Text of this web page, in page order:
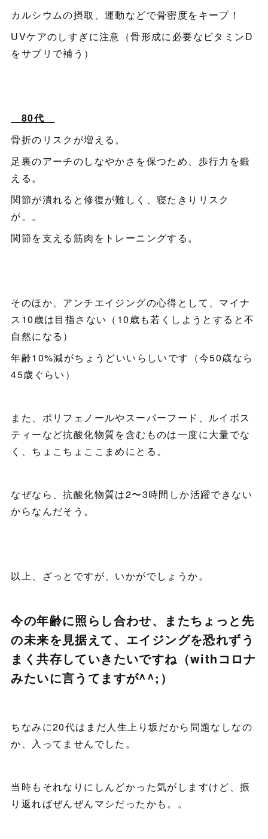
カルシウムの摂取、運動などで骨密度をキープ！
UVケアのしすぎに注意（骨形成に必要なビタミンD
をサプリで補う）
80代
骨折のリスクが増える。
足裏のアーチのしなやかさを保つため、歩行力を鍛
える。
関節が潰れると修復が難しく、寝たきりリスク
が。。
関節を支える筋肉をトレーニングする。
そのほか、アンチエイジングの心得として、マイナ
ス10歳は目指さない（10歳も若くしようとすると不
自然になる）
年齢10%減がちょうどいいらしいです（今50歳なら
45歳ぐらい）
また、ポリフェノールやスーパーフード、ルイボス
ティーなど抗酸化物質を含むものは一度に大量でな
く、ちょこちょここまめにとる。
なぜなら、抗酸化物質は2〜3時間しか活躍できない
からなんだそう。
以上、ざっとですが、いかがでしょうか。
今の年齢に照らし合わせ、またちょっと先
の未来を見据えて、エイジングを恐れずう
まく共存していきたいですね（withコロナ
みたいに言うてますが^^;）
ちなみに20代はまだ人生上り坂だから問題なしなの
か、入ってませんでした。
当時もそれなりにしんどかった気がしますけど、振
り返ればぜんぜんマシだったかも。。